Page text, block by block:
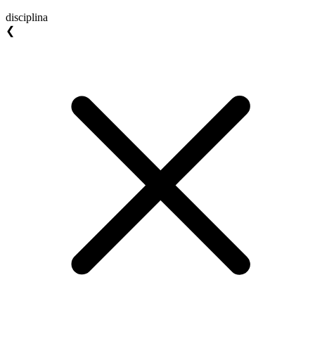
disciplina
❮